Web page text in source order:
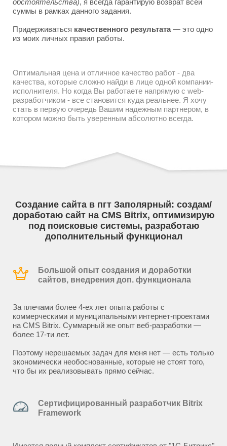
обстоятельства), я всегда гарантирую возврат всей
суммы в рамках данного задания.
Придерживаться качественного результата— это одно
из моих личных правил работы.
Оптимальная цена и отличное качество работ - два
качества, которые сложно найди в лице одной компании-
исполнителя. Но когда Вы работаете напрямую с web-
разработчиком - все становится куда реальнее. Я хочу
стать в первую очередь Вашим надежным партнером, в
котором можно быть уверенным абсолютно всегда.
Создание сайта в пгт Заполярный: создам/
доработаю сайт на CMS Bitrix, оптимизирую
под поисковые системы, разработаю
дополнительный функционал
Большой опыт создания и доработки
сайтов, внедрения доп. функционала
За плечами более 4-ех лет опыта работы с
коммерческими и муниципальными интернет-проектами
на CMS Bitrix. Суммарный же опыт веб-разработки —
более 17-ти лет.
Поэтому нерешаемых задач для меня нет — есть только
экономически необоснованные, которые не стоят того,
что бы их реализовывать прямо сейчас.
Сертифицированный разработчик Bitrix
Framework